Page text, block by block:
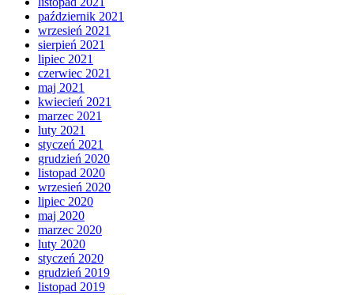
październik 2021
wrzesień 2021
sierpień 2021
lipiec 2021
czerwiec 2021
maj 2021
kwiecień 2021
marzec 2021
luty 2021
styczeń 2021
grudzień 2020
listopad 2020
wrzesień 2020
lipiec 2020
maj 2020
marzec 2020
luty 2020
styczeń 2020
grudzień 2019
listopad 2019